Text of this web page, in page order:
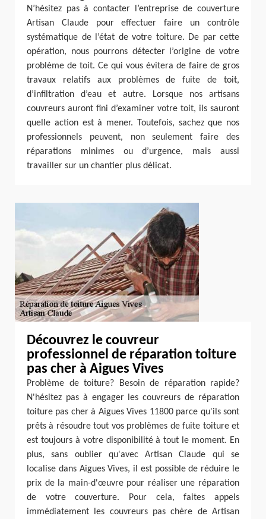
N’hésitez pas à contacter l’entreprise de couverture
Artisan Claude pour effectuer faire un contrôle
systématique de l’état de votre toiture. De par cette
opération, nous pourrons détecter l’origine de votre
problème de toit. Ce qui vous évitera de faire de gros
travaux relatifs aux problèmes de fuite de toit,
d’infiltration d’eau et autre. Lorsque nos artisans
couvreurs auront fini d’examiner votre toit, ils sauront
quelle action est à mener. Toutefois, sachez que nos
professionnels peuvent, non seulement faire des
réparations minimes ou d’urgence, mais aussi
travailler sur un chantier plus délicat.
Découvrez le couvreur
professionnel de réparation toiture
pas cher à Aigues Vives
Problème de toiture? Besoin de réparation rapide?
N'hésitez pas à engager les couvreurs de réparation
toiture pas cher à Aigues Vives 11800 parce qu'ils sont
prêts à résoudre tout vos problèmes de fuite toiture et
est toujours à votre disponibilité à tout le moment. En
plus, sans oublier qu'avec Artisan Claude qui se
localise dans Aigues Vives, il est possible de réduire le
prix de la main-d'œuvre pour réaliser une réparation
de votre couverture. Pour cela, faites appels
immédiatement les couvreurs pas chère de Artisan